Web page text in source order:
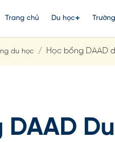
Trang chủ Du học
du học Học bổng DAAD
DAAD